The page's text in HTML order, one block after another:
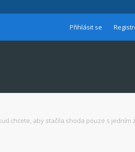
Přihlásit se
chcete, aby stačila shoda pouze s jedním